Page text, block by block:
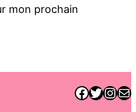
mon prochain
Twitter
E-